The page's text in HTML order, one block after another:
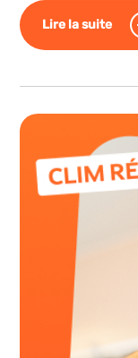
Lire la suite